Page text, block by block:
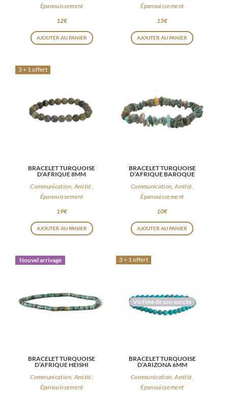
Épanouissement
12€
AJOUTER AU PANIER
Épanouissement
15€
AJOUTER AU PANIER
3 + 1 offert
BRACELET TURQUOISE
D’AFRIQUE 8MM
Communication, Amitié,
Épanouissement
19€
AJOUTER AU PANIER
BRACELET TURQUOISE
D’AFRIQUE BAROQUE
Communication, Amitié,
Épanouissement
10€
AJOUTER AU PANIER
Nouvel arrivage
BRACELET TURQUOISE
D’AFRIQUE HEISHI
Communication, Amitié,
Épanouissement
Victime de son succès
3 + 1 offert
BRACELET TURQUOISE
D’ARIZONA 6MM
Communication, Amitié,
Épanouissement